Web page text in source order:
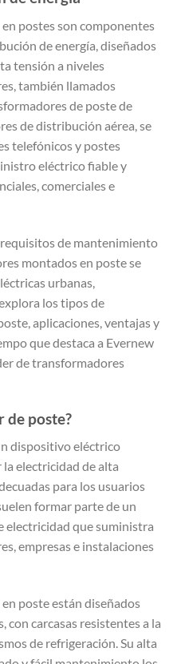
postes son componentes
de energía, diseñados
tensión a niveles
también llamados
de poste de
de distribución aérea, se
telefónicos y postes
eléctrico fiable y
comerciales e
de mantenimiento
montados en poste se
urbanas,
los tipos de
aplicaciones, ventajas y
que destaca a Evernew
de transformadores
de poste?
dispositivo eléctrico
electricidad de alta
para los usuarios
formar parte de un
electricidad que suministra
empresas e instalaciones
poste están diseñados
con carcasas resistentes a la
de refrigeración. Su alta